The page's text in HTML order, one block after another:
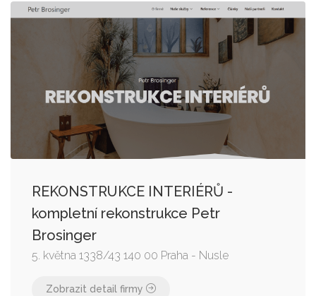
REKONSTRUKCE INTERIÉRŮ -
kompletní rekonstrukce Petr
Brosinger
5. května 1338/43 140 00 Praha - Nusle
Zobrazit detail firmy